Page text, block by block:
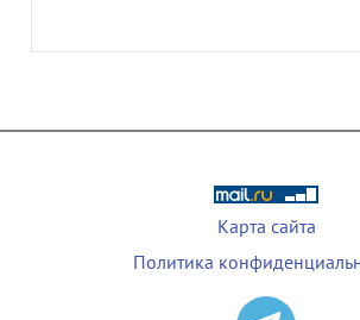
Карта сайта
Политика